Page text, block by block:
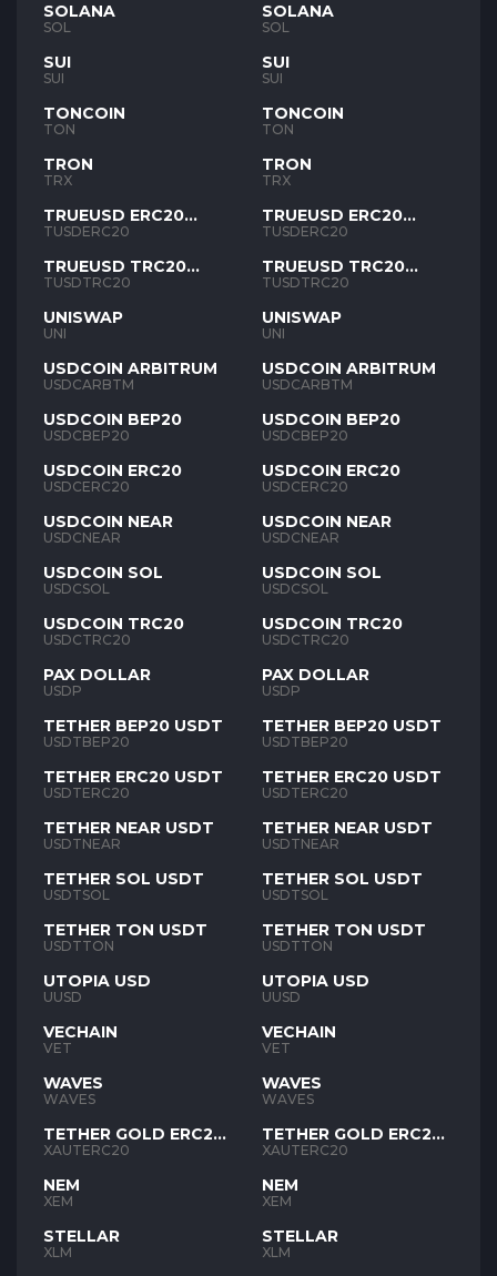
SOLANA
SOL
SUI
SUI
TONCOIN
TON
TRON
TRX
TRUEUSD ERC20
TUSD
TUSDERC20
TRUEUSD TRC20
TUSD
TUSDTRC20
UNISWAP
UNI
USDCOIN ARBITRUM
USDCARBTM
USDCOIN BEP20
USDCBEP20
USDCOIN ERC20
USDCERC20
USDCOIN NEAR
USDCNEAR
USDCOIN SOL
USDCSOL
USDCOIN TRC20
USDCTRC20
PAX DOLLAR
USDP
TETHER BEP20 USDT
USDTBEP20
TETHER ERC20 USDT
USDTERC20
TETHER NEAR USDT
USDTNEAR
TETHER SOL USDT
USDTSOL
TETHER TON USDT
USDTTON
UTOPIA USD
UUSD
VECHAIN
VET
WAVES
WAVES
TETHER GOLD ERC20
XAUT
XAUTERC20
NEM
XEM
STELLAR
XLM
SOLANA
SOL
SUI
SUI
TONCOIN
TON
TRON
TRX
TRUEUSD ERC20
TUSD
TUSDERC20
TRUEUSD TRC20
TUSD
TUSDTRC20
UNISWAP
UNI
USDCOIN ARBITRUM
USDCARBTM
USDCOIN BEP20
USDCBEP20
USDCOIN ERC20
USDCERC20
USDCOIN NEAR
USDCNEAR
USDCOIN SOL
USDCSOL
USDCOIN TRC20
USDCTRC20
PAX DOLLAR
USDP
TETHER BEP20 USDT
USDTBEP20
TETHER ERC20 USDT
USDTERC20
TETHER NEAR USDT
USDTNEAR
TETHER SOL USDT
USDTSOL
TETHER TON USDT
USDTTON
UTOPIA USD
UUSD
VECHAIN
VET
WAVES
WAVES
TETHER GOLD ERC20
XAUT
XAUTERC20
NEM
XEM
STELLAR
XLM